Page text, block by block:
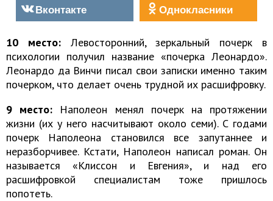
Вконтакте
Однокласники
10 место:Левосторонний, зеркальный почерк в
психологии получил название «почерка Леонардо».
Леонардо да Винчи писал свои записки именно таким
почерком, что делает очень трудной их расшифровку.
9 место: Наполеон менял почерк на протяжении
жизни (их у него насчитывают около семи). С годами
почерк Наполеона становился все запутаннее и
неразборчивее. Кстати, Наполеон написал роман. Он
называется «Клиссон и Евгения», и над его
расшифровкой специалистам тоже пришлось
попотеть.